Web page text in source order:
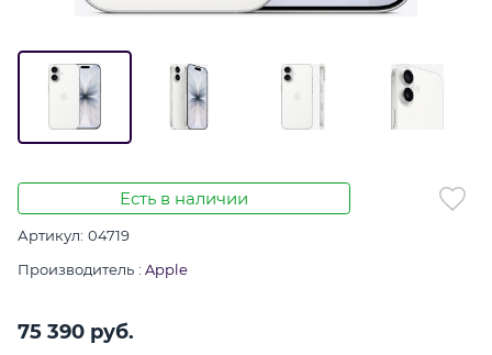
Есть в наличии
Артикул: 04719
Производитель : Apple
75 390 руб.